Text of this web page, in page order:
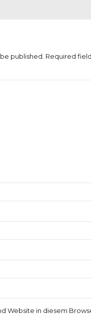
published. Required
Website in diesem